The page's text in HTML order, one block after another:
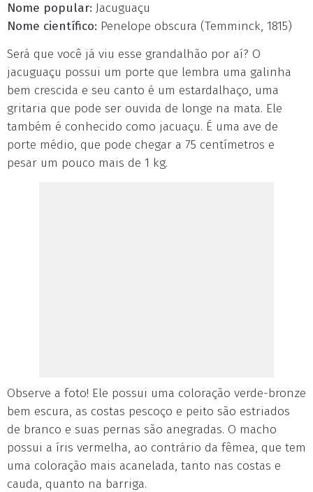
Nome popular: Jacuguaçu
Nome científico: Penelope obscura (Temminck, 1815)
Será que você já viu esse grandalhão por aí? O
jacuguaçu possui um porte que lembra uma galinha
bem crescida e seu canto é um estardalhaço, uma
gritaria que pode ser ouvida de longe na mata. Ele
também é conhecido como jacuaçu. É uma ave de
porte médio, que pode chegar a 75 centímetros e
pesar um pouco mais de 1 kg.
Observe a foto! Ele possui uma coloração verde-bronze
bem escura, as costas pescoço e peito são estriados
de branco e suas pernas são anegradas. O macho
possui a íris vermelha, ao contrário da fêmea, que tem
uma coloração mais acanelada, tanto nas costas e
cauda, quanto na barriga.